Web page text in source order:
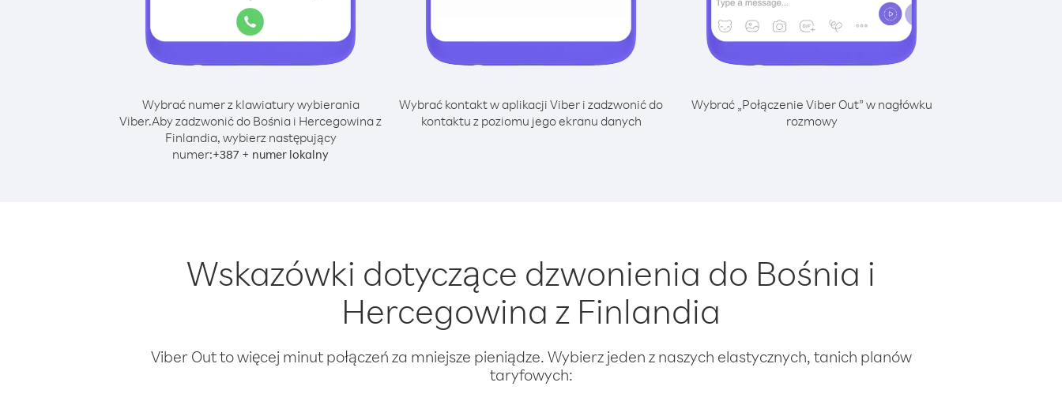
Wybrać numer z klawiatury wybierania
Viber.Aby zadzwonić do Bośnia i Hercegowina z
Finlandia, wybierz następujący
numer:+387 + numer lokalny
Wybrać kontakt w aplikacji Viber i zadzwonić do
kontaktu z poziomu jego ekranu danych
Wybrać „Połączenie Viber Out” w nagłówku
rozmowy
Wskazówki dotyczące dzwonienia do Bośnia i
Hercegowina z Finlandia
Viber Out to więcej minut połączeń za mniejsze pieniądze. Wybierz jeden z naszych elastycznych, tanich planów
taryfowych: